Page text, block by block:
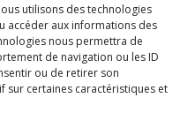
utilisons des technologies
accéder aux informations des
nous permettra de
de navigation ou les ID
ou de retirer son
sur certaines caractéristiques et